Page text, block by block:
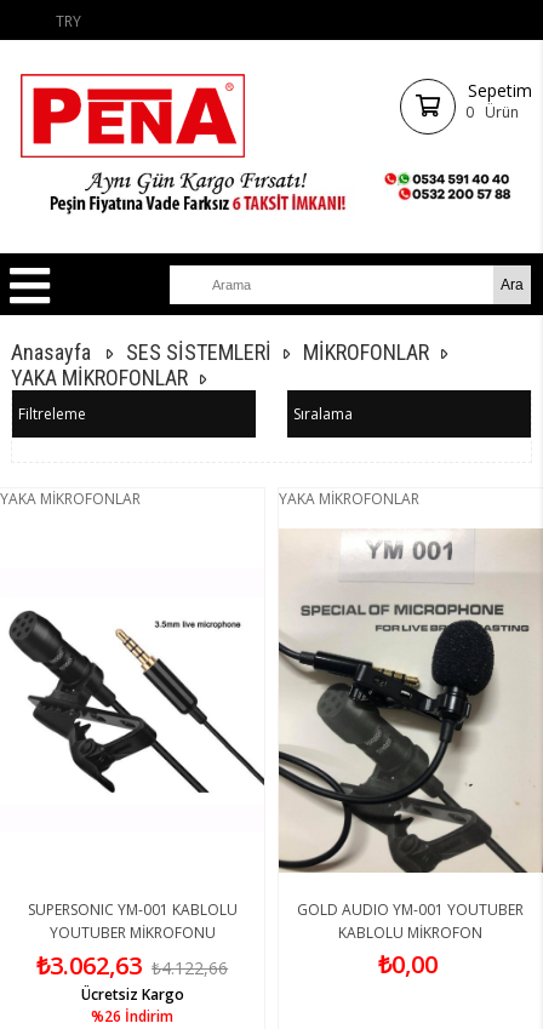
TRY
Sepetim
0 Ürün
Anasayfa SES SİSTEMLERİ
MİKROFONLAR
YAKA MİKROFONLAR
Filtreleme Sıralama
YAKA MİKROFONLAR
SUPERSONIC YM-001 KABLOLU
YOUTUBER MİKROFONU
₺3.062,63 ₺4.122,66
%26 İndirim
Ücretsiz Kargo
YAKA MİKROFONLAR
GOLD AUDIO YM-001 YOUTUBER
KABLOLU MİKROFON
₺0,00